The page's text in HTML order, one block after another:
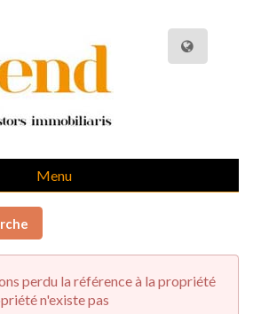
Menu
perdu la référence à la propriété
n'existe pas